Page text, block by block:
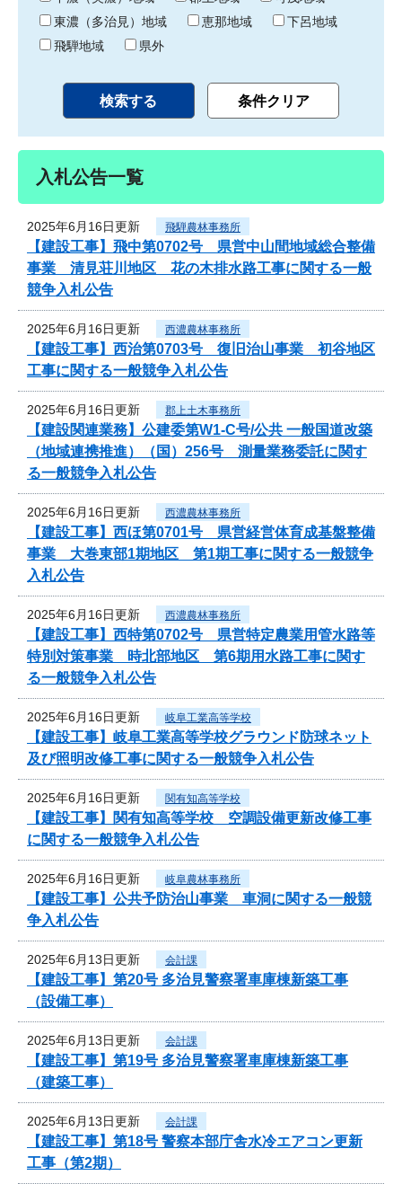
東濃（多治見）地域
恵那地域
下呂地域
飛騨地域
県外
入札公告一覧
2025年6月16日更新 飛騨農林事務所
【建設工事】飛中第0702号 県営中山間地域総合整備
事業 清見荘川地区 花の木排水路工事に関する一般
競争入札公告
2025年6月16日更新 西濃農林事務所
【建設工事】西治第0703号 復旧治山事業 初谷地区
工事に関する一般競争入札公告
2025年6月16日更新 郡上土木事務所
【建設関連業務】公建委第W1-C号/公共 一般国道改築
（地域連携推進）（国）256号 測量業務委託に関す
る一般競争入札公告
2025年6月16日更新 西濃農林事務所
【建設工事】西ほ第0701号 県営経営体育成基盤整備
事業 大巻東部1期地区 第1期工事に関する一般競争
入札公告
2025年6月16日更新 西濃農林事務所
【建設工事】西特第0702号 県営特定農業用管水路等
特別対策事業 時北部地区 第6期用水路工事に関す
る一般競争入札公告
2025年6月16日更新 岐阜工業高等学校
【建設工事】岐阜工業高等学校グラウンド防球ネット
及び照明改修工事に関する一般競争入札公告
2025年6月16日更新 関有知高等学校
【建設工事】関有知高等学校 空調設備更新改修工事
に関する一般競争入札公告
2025年6月16日更新 岐阜農林事務所
【建設工事】公共予防治山事業 車洞に関する一般競
争入札公告
2025年6月13日更新 会計課
【建設工事】第20号 多治見警察署車庫棟新築工事
（設備工事）
2025年6月13日更新 会計課
【建設工事】第19号 多治見警察署車庫棟新築工事
（建築工事）
2025年6月13日更新 会計課
【建設工事】第18号 警察本部庁舎水冷エアコン更新
工事（第2期）